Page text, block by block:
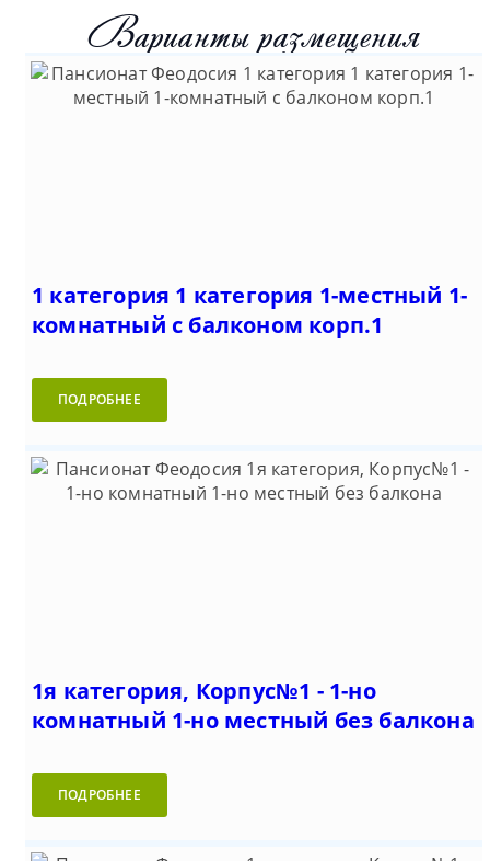
Варианты размещения
1 категория 1 категория 1-местный 1-
комнатный с балконом корп.1
ПОДРОБНЕЕ
1я категория, Корпус№1 - 1-но
комнатный 1-но местный без балкона
ПОДРОБНЕЕ